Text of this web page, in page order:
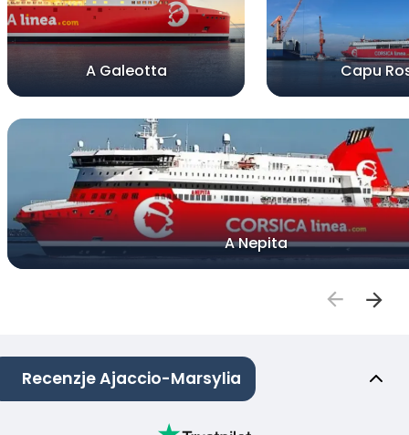
A Galeotta Capu
A Nepita
Recenzje Ajaccio-Marsylia